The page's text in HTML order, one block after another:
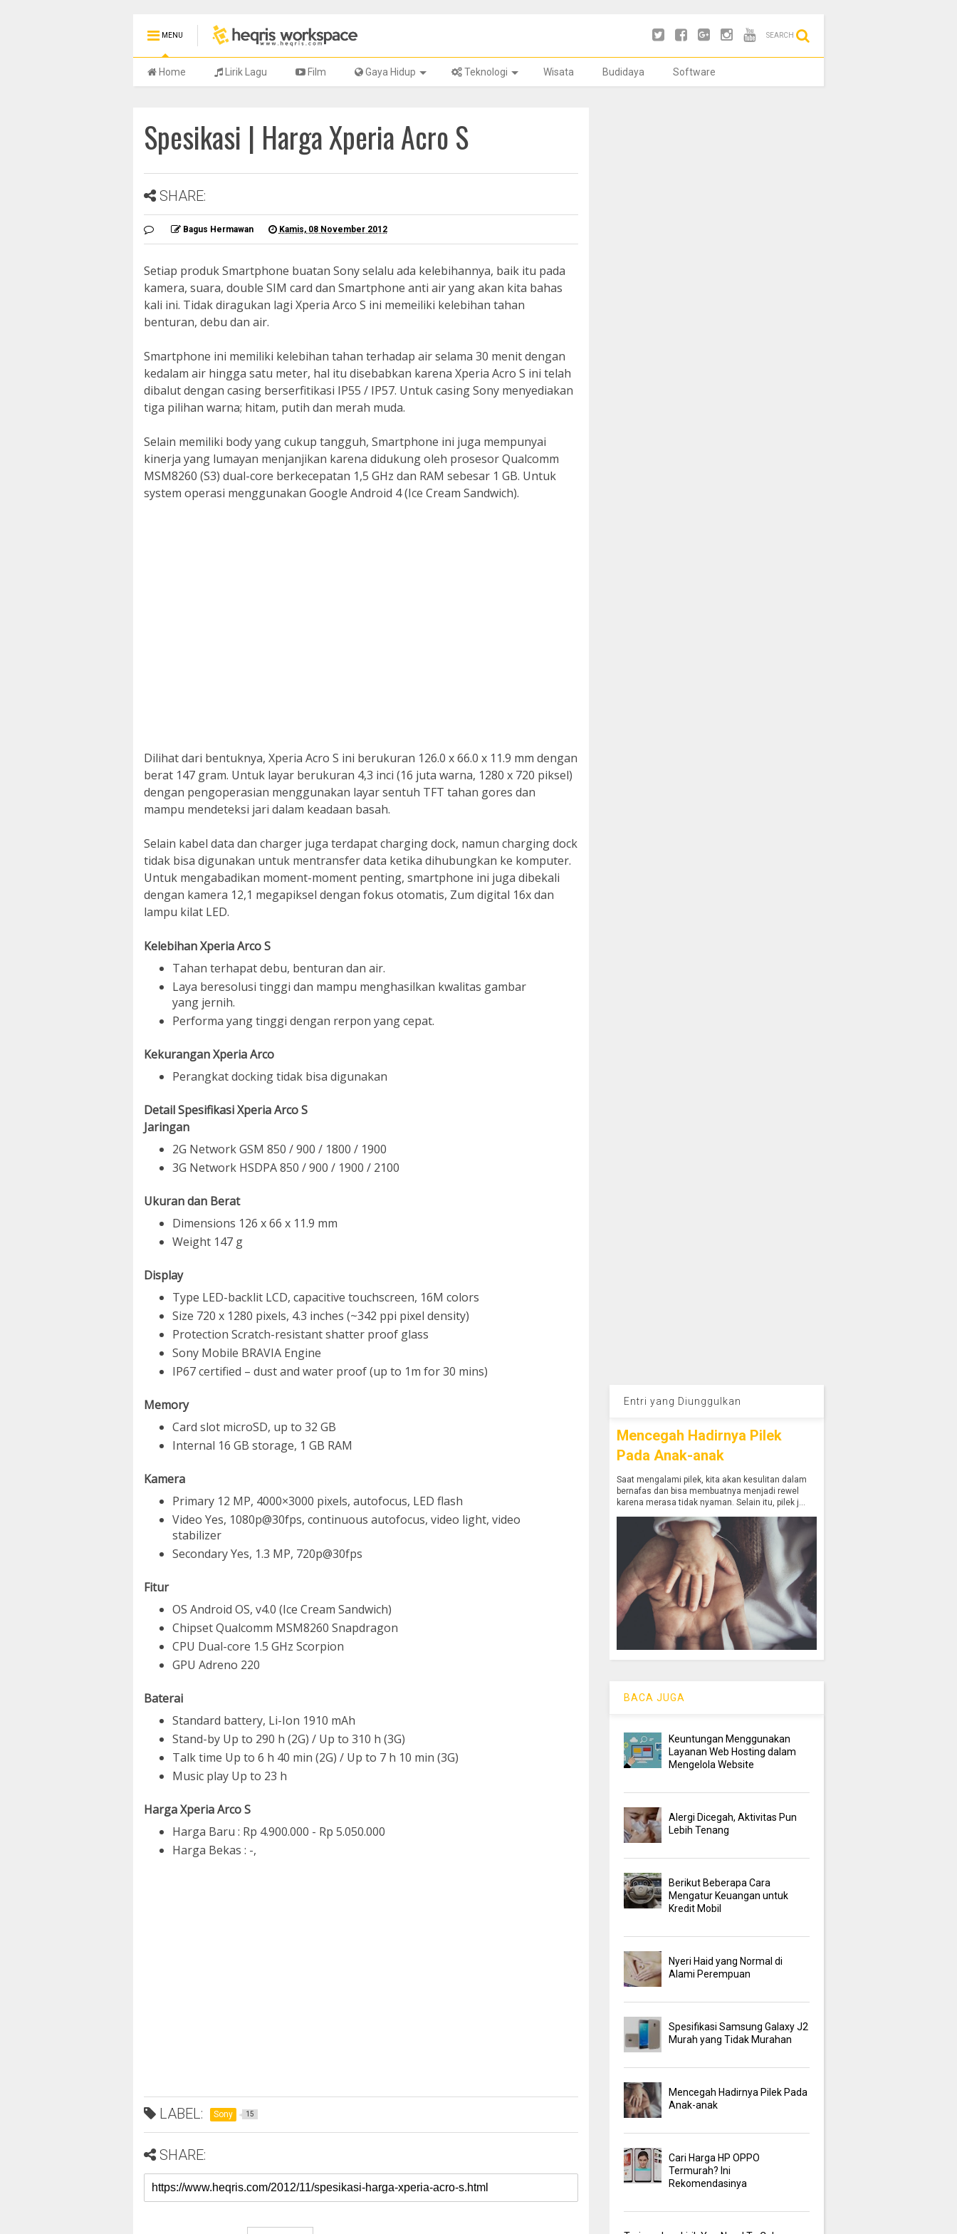
MENU SEARCH
Home Lirik Lagu Film Gaya Hidup Teknologi Wisata Budidaya Software
Spesikasi | Harga Xperia Acro S
SHARE:
Bagus Hermawan Kamis, 08 November 2012
Setiap produk Smartphone buatan Sony selalu ada kelebihannya, baik itu pada
kamera, suara, double SIM card dan Smartphone anti air yang akan kita bahas
kali ini. Tidak diragukan lagi Xperia Arco S ini memeiliki kelebihan tahan
benturan, debu dan air.
Smartphone ini memiliki kelebihan tahan terhadap air selama 30 menit dengan
kedalam air hingga satu meter, hal itu disebabkan karena Xperia Acro S ini telah
dibalut dengan casing berserfitikasi IP55 / IP57. Untuk casing Sony menyediakan
tiga pilihan warna; hitam, putih dan merah muda.
Selain memiliki body yang cukup tangguh, Smartphone ini juga mempunyai
kinerja yang lumayan menjanjikan karena didukung oleh prosesor Qualcomm
MSM8260 (S3) dual-core berkecepatan 1,5 GHz dan RAM sebesar 1 GB. Untuk
system operasi menggunakan Google Android 4 (Ice Cream Sandwich).
Dilihat dari bentuknya, Xperia Acro S ini berukuran 126.0 x 66.0 x 11.9 mm dengan
berat 147 gram. Untuk layar berukuran 4,3 inci (16 juta warna, 1280 x 720 piksel)
dengan pengoperasian menggunakan layar sentuh TFT tahan gores dan
mampu mendeteksi jari dalam keadaan basah.
Selain kabel data dan charger juga terdapat charging dock, namun charging dock
tidak bisa digunakan untuk mentransfer data ketika dihubungkan ke komputer.
Untuk mengabadikan moment-moment penting, smartphone ini juga dibekali
dengan kamera 12,1 megapiksel dengan fokus otomatis, Zum digital 16x dan
lampu kilat LED.
Kelebihan Xperia Arco S
Tahan terhapat debu, benturan dan air.
Laya beresolusi tinggi dan mampu menghasilkan kwalitas gambar
yang jernih.
Performa yang tinggi dengan rerpon yang cepat.
Kekurangan Xperia Arco
Perangkat docking tidak bisa digunakan
Detail Spesifikasi Xperia Arco S
Jaringan
2G Network GSM 850 / 900 / 1800 / 1900
3G Network HSDPA 850 / 900 / 1900 / 2100
Ukuran dan Berat
Dimensions 126 x 66 x 11.9 mm
Weight 147 g
Display
Type LED-backlit LCD, capacitive touchscreen, 16M colors
Size 720 x 1280 pixels, 4.3 inches (~342 ppi pixel density)
Protection Scratch-resistant shatter proof glass
Sony Mobile BRAVIA Engine
IP67 certified – dust and water proof (up to 1m for 30 mins)
Memory
Card slot microSD, up to 32 GB
Internal 16 GB storage, 1 GB RAM
Kamera
Primary 12 MP, 4000×3000 pixels, autofocus, LED flash
Video Yes, 1080p@30fps, continuous autofocus, video light, video
stabilizer
Secondary Yes, 1.3 MP, 720p@30fps
Fitur
OS Android OS, v4.0 (Ice Cream Sandwich)
Chipset Qualcomm MSM8260 Snapdragon
CPU Dual-core 1.5 GHz Scorpion
GPU Adreno 220
Baterai
Standard battery, Li-Ion 1910 mAh
Stand-by Up to 290 h (2G) / Up to 310 h (3G)
Talk time Up to 6 h 40 min (2G) / Up to 7 h 10 min (3G)
Music play Up to 23 h
Harga Xperia Arco S
Harga Baru : Rp 4.900.000 - Rp 5.050.000
Harga Bekas : -,
LABEL: Sony 15
SHARE:
Entri yang Diunggulkan
Mencegah Hadirnya Pilek
Pada Anak-anak
Saat mengalami pilek, kita akan kesulitan dalam
bernafas dan bisa membuatnya menjadi rewel
karena merasa tidak nyaman. Selain itu, pilek j...
BACA JUGA
Keuntungan Menggunakan
Layanan Web Hosting dalam
Mengelola Website
Alergi Dicegah, Aktivitas Pun
Lebih Tenang
Berikut Beberapa Cara
Mengatur Keuangan untuk
Kredit Mobil
Nyeri Haid yang Normal di
Alami Perempuan
Spesifikasi Samsung Galaxy J2
Murah yang Tidak Murahan
Mencegah Hadirnya Pilek Pada
Anak-anak
Cari Harga HP OPPO
Termurah? Ini
Rekomendasinya